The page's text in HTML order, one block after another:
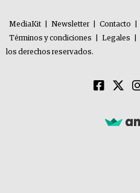
MediaKit Newsletter Contacto
Términos y condiciones
Legales
los derechos reservados.